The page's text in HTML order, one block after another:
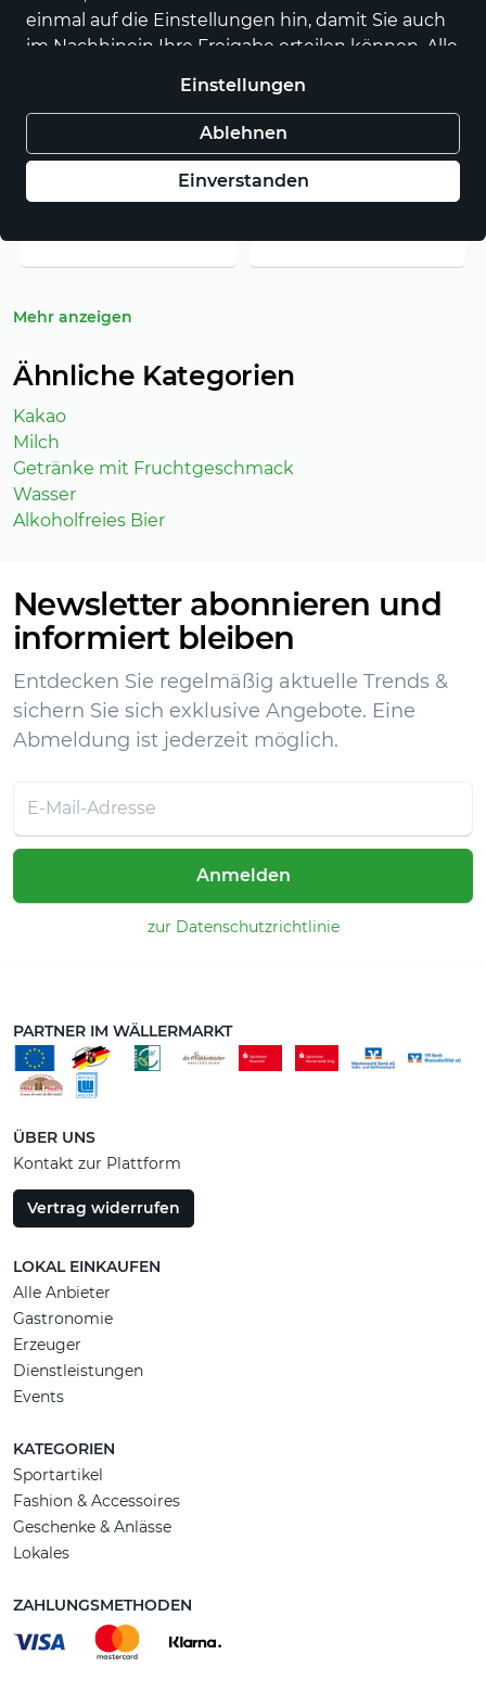
einmal auf die Einstellungen hin, damit Sie auch
im Nachhinein Ihre Freigabe erteilen können. Alle
Optionen und weitere Details finden Sie in der
Datenschutzerklärung.
Einstellungen
Ablehnen
Einverstanden
Apfelwein
für 0,7 l (5,71 € / 1 l)
Honigwein (Met)
7,00 €
für 0,7 l (10,00 € / 1 l)
Mehr anzeigen
Ähnliche Kategorien
Kakao
Milch
Getränke mit Fruchtgeschmack
Wasser
Alkoholfreies Bier
Newsletter abonnieren und
informiert bleiben
Entdecken Sie regelmäßig aktuelle Trends &
sichern Sie sich exklusive Angebote. Eine
Abmeldung ist jederzeit möglich.
Anmelden
zur Datenschutzrichtlinie
PARTNER IM WÄLLERMARKT
ÜBER UNS
Kontakt zur Plattform
Vertrag widerrufen
LOKAL EINKAUFEN
Alle Anbieter
Gastronomie
Erzeuger
Dienstleistungen
Events
KATEGORIEN
Sportartikel
Fashion & Accessoires
Geschenke & Anlässe
Lokales
ZAHLUNGSMETHODEN